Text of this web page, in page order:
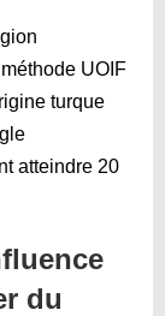
UOIF
turque
atteindre 20
du